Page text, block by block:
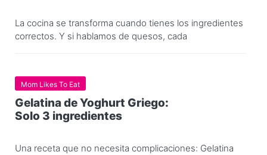
La cocina se transforma cuando tienes los ingredientes
correctos. Y si hablamos de quesos, cada
Mom Likes To Eat
Gelatina de Yoghurt Griego:
Solo 3 ingredientes
Una receta que no necesita complicaciones: Gelatina